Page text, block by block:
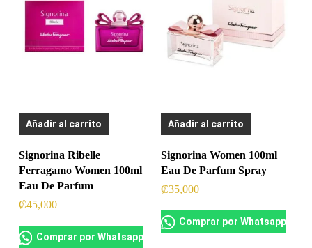
Añadir al carrito
Signorina Ribelle
Ferragamo Women 100ml
Eau De Parfum
₡45,000
Comprar por Whatsapp
Añadir al carrito
Signorina Women 100ml
Eau De Parfum Spray
₡35,000
Comprar por Whatsapp